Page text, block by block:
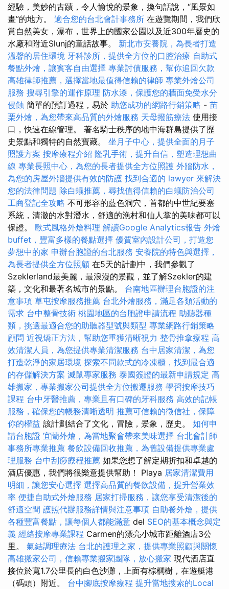
經驗，美妙的古蹟，令人愉悅的景象，換句話說，“風景如
畫”的地方。 適合您的台北會計事務所 在遊覽期間，我們欣
賞自然美女，瀑布，世界上的國家公園以及近300年曆史的
水廠和附近Slunj的童話故事。 新北市安養院，為長者打造
溫馨的居住環境 牙科診所，提供全方位的口腔治療 自助式
餐點外燴，讓賓客自由選擇 專業討債服務，幫你追回欠款
高雄律師推薦，選擇當地最值得信賴的律師 專業外燴公司
服務 搜尋引擎的運作原理 防水漆，保護您的牆面免受水分
侵蝕 簡單的預訂過程，易於 助您成功的網路行銷策略 - 苗
栗外燴，為您帶來高品質的外燴服務 天母撥筋療法 使用接
口，快速在線管理。 著名騎士秩序的地中海群島提供了歷
史景點和獨特的自然寶藏。 坐月子中心，提供全面的月子
照護方案 按摩療程介紹 隆乳手術，提升自信，塑造理想曲
線 專業長照中心，為您的長者提供全方位照護 外牆防水，
為您的房屋外牆提供有效的防護 找到合適的 lawyer 來解決
您的法律問題 除白蟻推薦，尋找值得信賴的白蟻防治公司
工商登記全攻略 不可形容的藍色洞穴，首都的中世紀要塞
系統，清澈的水對潛水，舒適的漁村和仙人掌的美味都可以
保證。 歐式風格外燴料理 解讀Google Analytics報告 外燴
buffet，豐富多樣的餐點選擇 優質室內設計公司，打造您
夢想中的家 申辦台胞證的台北服務 安養院的特色與選擇，
為長者提供全方位照顧 在5天的計劃中，我們參觀了
Szeklerland最美麗，最浪漫的景觀，並了解Szekler的建
築，文化和最著名城市的景點。 台南地區辦理台胞證的注
意事項 草屯按摩服務推薦 台北外燴服務，滿足各類活動的
需求 台中整骨技術 桃園地區的台胞證申請流程 助聽器種
類，挑選最適合您的助聽器型號與類型 專業網路行銷策略
顧問 近視矯正方法，幫助您重獲清晰視力 整骨推拿療程 高
效清潔人員，為您提供專業清潔服務 台中居家清潔，為您
打造乾淨的家居環境 探索不同款式的冷凍櫃，找到最合適
的存儲解決方案 滅鼠專家服務 泰國簽證的最新申請規定 高
雄搬家，專業搬家公司提供全方位搬遷服務 學習按摩技巧
課程 台中牙醫推薦，專業且有口碑的牙科服務 高效的記帳
服務，確保您的帳務清晰透明 推薦可信賴的徵信社，保障
你的權益 該計劃結合了文化，冒險，景象，歷史。 如何申
請台胞證 宜蘭外燴，為當地聚會帶來美味選擇 台北會計師
事務所專業推薦 餐飲設備回收推薦，為舊設備提供專業處
理服務 台中刮痧療程推薦 如果您想了解定期折扣和卓越的
酒店優惠，我們將很樂意提供幫助！ Playa 居家清潔費用
明細，讓您安心選擇 選擇高品質的餐飲設備，提升營業效
率 便捷自助式外燴服務 居家打掃服務，讓您享受清潔後的
舒適空間 護照代辦服務詳情與注意事項 自助餐外燴，提供
各種豐富餐點，讓每個人都能滿意 del SEO的基本概念與定
義 經絡按摩專業課程 Carmen的漂亮小城市距離酒店3公
里。 氣結調理療法 台北的護理之家，提供專業照顧與關懷
高雄搬家公司，信賴專業搬家團隊，放心搬家 現代酒店直
接位於寬1.7公里長的白色沙灘，上面有棕櫚樹，在遊艇港
（碼頭）附近。 台中腳底按摩療程 提升當地搜索的Local